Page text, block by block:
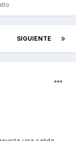
SIGUIENTE